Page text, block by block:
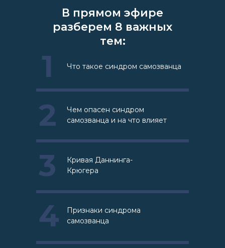
В прямом эфире
разберем 8 важных
тем:
Что такое синдром самозванца
1
Чем опасен синдром
самозванца и на что влияет
2
Кривая Даннинга-
Крюгера
3
Признаки синдрома
самозванца
4